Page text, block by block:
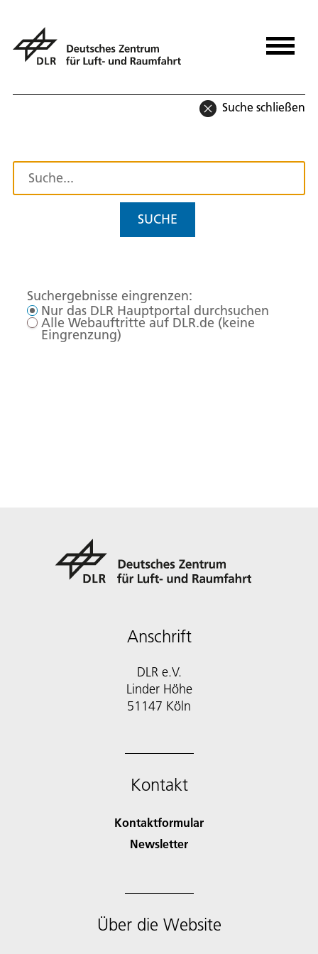
Suche schließen
SUCHE
Suchergebnisse eingrenzen:
Nur das DLR Hauptportal durchsuchen
Alle Webauftritte auf DLR.de (keine
Eingrenzung)
Anschrift
DLR e.V.
Linder Höhe
51147 Köln
Kontakt
Kontaktformular
Newsletter
Über die Website